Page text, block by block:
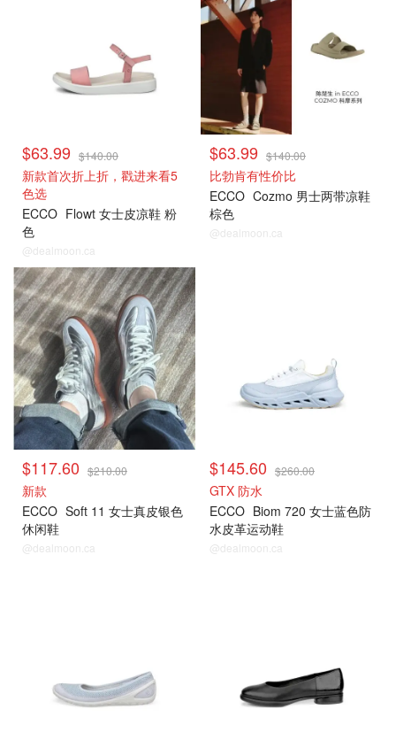
$63.99 $140.00
新款首次折上折，戳进来看5
色选
ECCO Flowt 女士皮凉鞋 粉
色
@dealmoon.ca
$63.99 $140.00
比勃肯有性价比
ECCO Cozmo 男士两带凉鞋
棕色
@dealmoon.ca
$117.60 $210.00
新款
ECCO Soft 11 女士真皮银色
休闲鞋
@dealmoon.ca
$145.60 $260.00
GTX 防水
ECCO Biom 720 女士蓝色防
水皮革运动鞋
@dealmoon.ca